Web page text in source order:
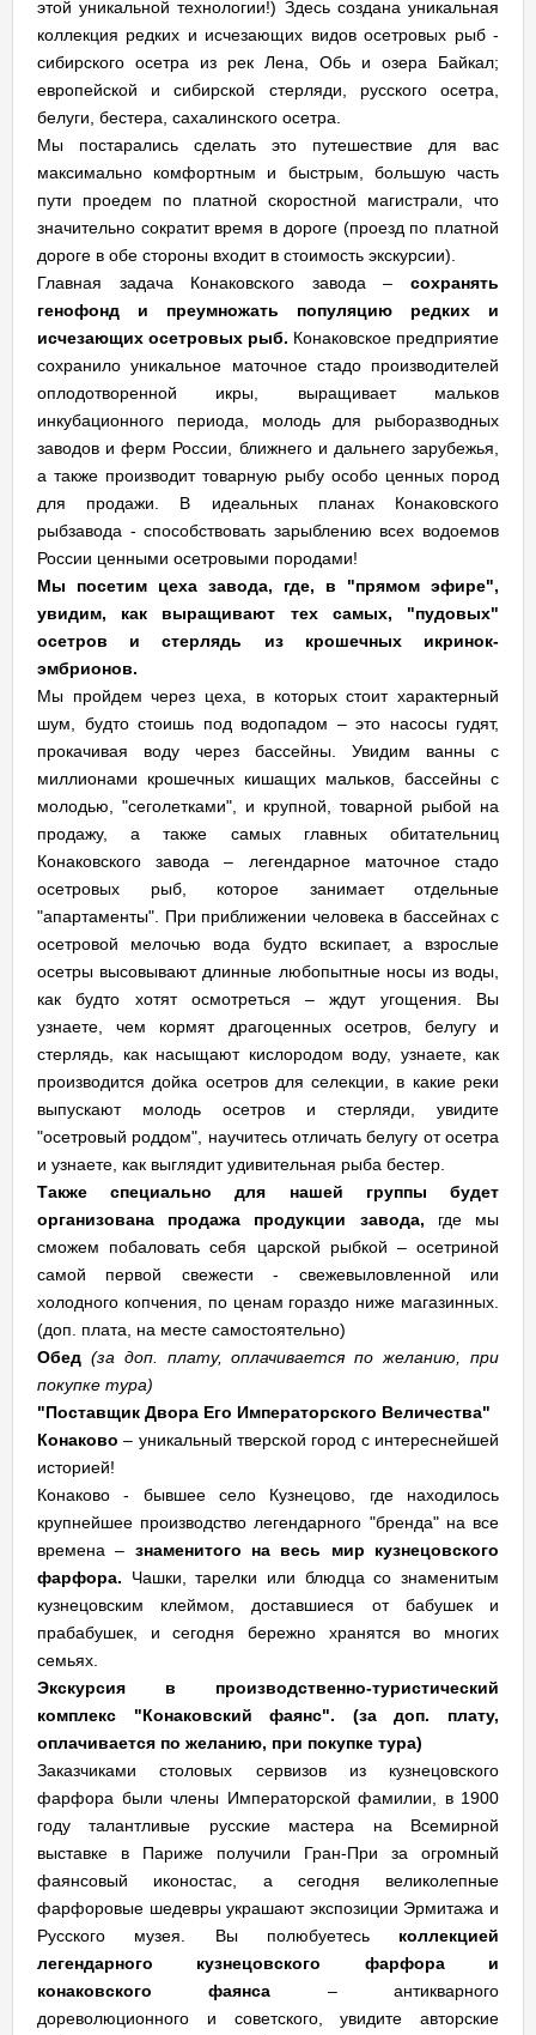
этой уникальной технологии!) Здесь создана уникальная
коллекция редких и исчезающих видов осетровых рыб -
сибирского осетра из рек Лена, Обь и озера Байкал;
европейской и сибирской стерляди, русского осетра,
белуги, бестера, сахалинского осетра.
Мы постарались сделать это путешествие для вас
максимально комфортным и быстрым, большую часть
пути проедем по платной скоростной магистрали, что
значительно сократит время в дороге (проезд по платной
дороге в обе стороны входит в стоимость экскурсии).
Главная задача Конаковского завода – сохранять
генофонд и преумножать популяцию редких и
исчезающих осетровых рыб. Конаковское предприятие
сохранило уникальное маточное стадо производителей
оплодотворенной икры, выращивает мальков
инкубационного периода, молодь для рыборазводных
заводов и ферм России, ближнего и дальнего зарубежья,
а также производит товарную рыбу особо ценных пород
для продажи. В идеальных планах Конаковского
рыбзавода - способствовать зарыблению всех водоемов
России ценными осетровыми породами!
Мы посетим цеха завода, где, в "прямом эфире",
увидим, как выращивают тех самых, "пудовых"
осетров и стерлядь из крошечных икринок-
эмбрионов.
Мы пройдем через цеха, в которых стоит характерный
шум, будто стоишь под водопадом – это насосы гудят,
прокачивая воду через бассейны. Увидим ванны с
миллионами крошечных кишащих мальков, бассейны с
молодью, "сеголетками", и крупной, товарной рыбой на
продажу, а также самых главных обитательниц
Конаковского завода – легендарное маточное стадо
осетровых рыб, которое занимает отдельные
"апартаменты". При приближении человека в бассейнах с
осетровой мелочью вода будто вскипает, а взрослые
осетры высовывают длинные любопытные носы из воды,
как будто хотят осмотреться – ждут угощения. Вы
узнаете, чем кормят драгоценных осетров, белугу и
стерлядь, как насыщают кислородом воду, узнаете, как
производится дойка осетров для селекции, в какие реки
выпускают молодь осетров и стерляди, увидите
"осетровый роддом", научитесь отличать белугу от осетра
и узнаете, как выглядит удивительная рыба бестер.
Также специально для нашей группы будет
организована продажа продукции завода, где мы
сможем побаловать себя царской рыбкой – осетриной
самой первой свежести - свежевыловленной или
холодного копчения, по ценам гораздо ниже магазинных.
(доп. плата, на месте самостоятельно)
Обед (за доп. плату, оплачивается по желанию, при
покупке тура)
"Поставщик Двора Его Императорского Величества"
Конаково– уникальный тверской город с интереснейшей
историей!
Конаково - бывшее село Кузнецово, где находилось
крупнейшее производство легендарного "бренда" на все
времена – знаменитого на весь мир кузнецовского
фарфора. Чашки, тарелки или блюдца со знаменитым
кузнецовским клеймом, доставшиеся от бабушек и
прабабушек, и сегодня бережно хранятся во многих
семьях.
Экскурсия в производственно-туристический
комплекс "Конаковский фаянс". (за доп. плату,
оплачивается по желанию, при покупке тура)
Заказчиками столовых сервизов из кузнецовского
фарфора были члены Императорской фамилии, в 1900
году талантливые русские мастера на Всемирной
выставке в Париже получили Гран-При за огромный
фаянсовый иконостас, а сегодня великолепные
фарфоровые шедевры украшают экспозиции Эрмитажа и
Русского музея. Вы полюбуетесь коллекцией
легендарного кузнецовского фарфора и
конаковского фаянса – антикварного
дореволюционного и советского, увидите авторские